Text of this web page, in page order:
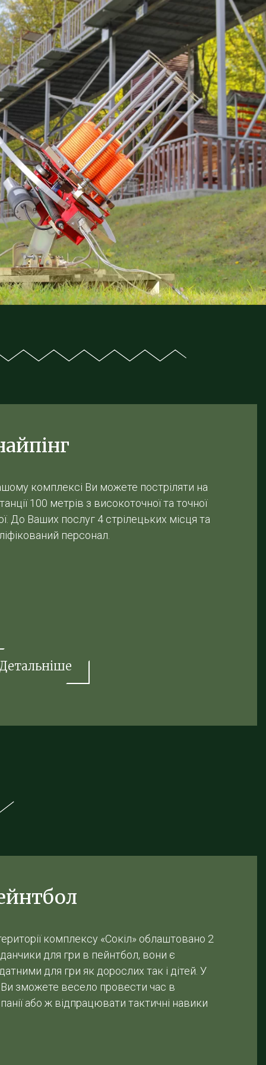
комплексі Ви можете постріляти на
100 метрів з високоточної та точної
До Ваших послуг 4 стрілецьких місця та
персонал.
комплексу «Сокіл» облаштовано 2
для гри в пейнтбол, вони є
для гри як дорослих так і дітей. У
зможете весело провести час в
або ж відпрацювати тактичні навики